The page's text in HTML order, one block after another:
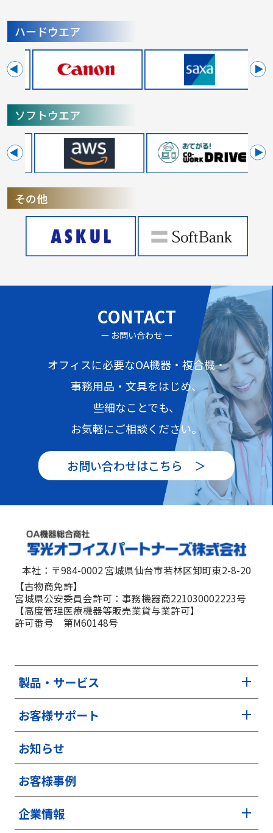
ハードウエア
ソフトウエア
その他
CONTACT
ー お問い合わせ ー
オフィスに必要なOA機器・複合機・
事務用品・文具をはじめ、
些細なことでも、
お気軽にご相談ください。
お問い合わせはこちら ＞
本社：〒984-0002 宮城県仙台市若林区卸町東2-8-20
【古物商免許】
宮城県公安委員会許可：事務機器商221030002223号
【高度管理医療機器等販売業貸与業許可】
許可番号 第M60148号
製品・サービス
お客様サポート
お知らせ
お客様事例
企業情報